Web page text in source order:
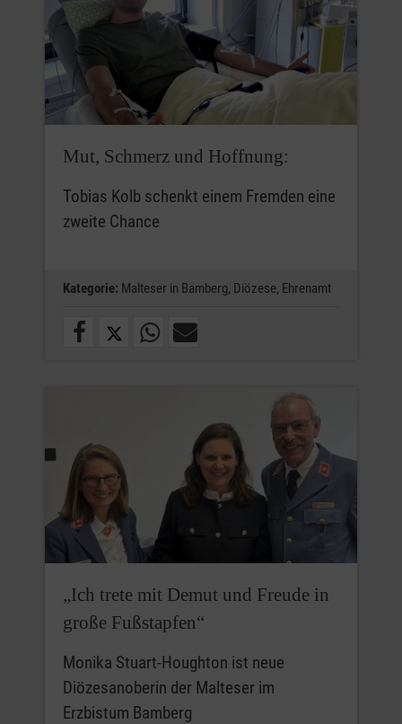
Mut, Schmerz und Hoffnung:
Tobias Kolb schenkt einem Fremden eine
zweite Chance
Kategorie: Malteser in Bamberg, Diözese, Ehrenamt
„Ich trete mit Demut und Freude in
große Fußstapfen“
Monika Stuart-Houghton ist neue
Diözesanoberin der Malteser im
Erzbistum Bamberg